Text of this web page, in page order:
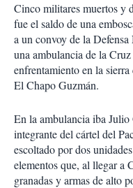
Cinco militares muertos y
fue el saldo de una
a un convoy de la
una ambulancia de la
enfrentamiento en la
El Chapo Guzmán.
En la ambulancia iba
integrante del cártel del
escoltado por dos
elementos que, al lle­gar a
granadas y armas de alto